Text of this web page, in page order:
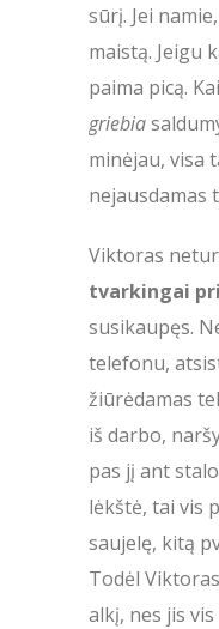
sūrį. Jei
maistą. Jeigu
paima picą.
griebia
minėjau, visa
nejausdamas
Viktoras
tvarkingai
susikaupęs.
telefonu,
žiūrėdamas
iš darbo,
pas jį ant
lėkštė, tai vis
saujelę, kitą
Todėl
alkį, nes jis